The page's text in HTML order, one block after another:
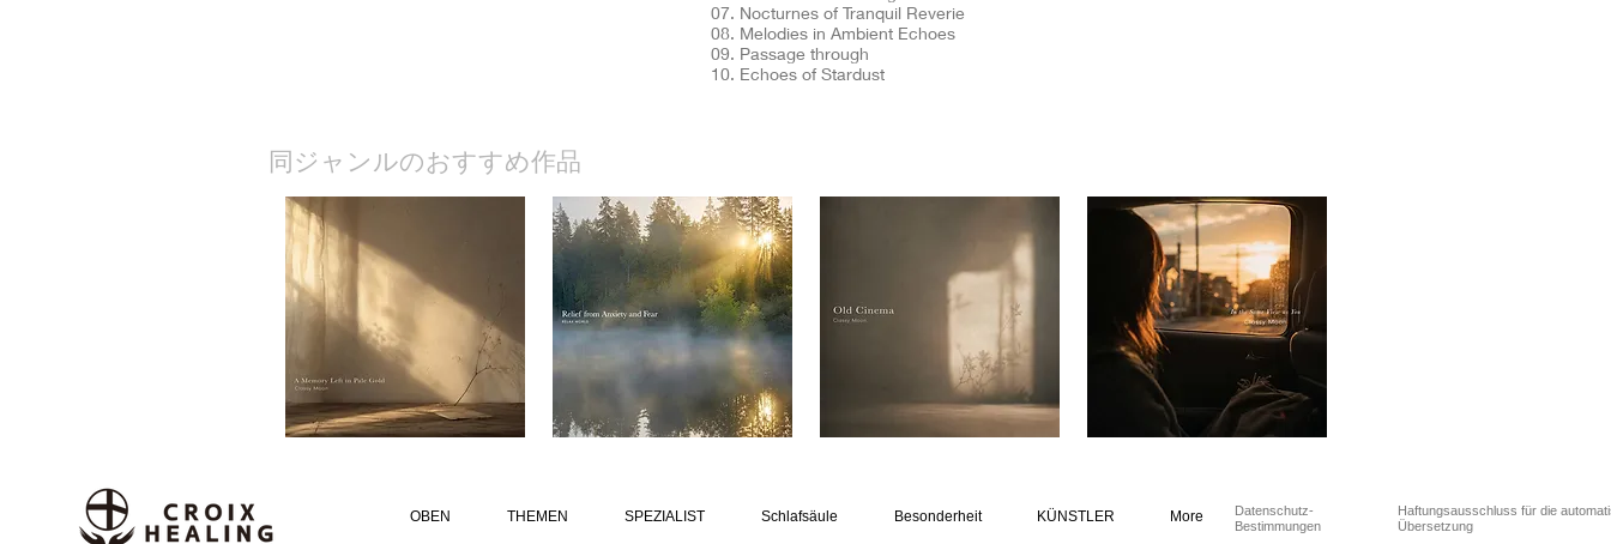
07. Nocturnes of Tranquil Reverie
08. Melodies in Ambient Echoes
09. Passage through
10. Echoes of Stardust
​同ジャンルのおすすめ作品
OBEN THEMEN SPEZIALIST Schlafsäule Besonderheit KÜNSTLER More
Datenschutz-
Bestimmungen
Haftungsausschluss für die
Übersetzung